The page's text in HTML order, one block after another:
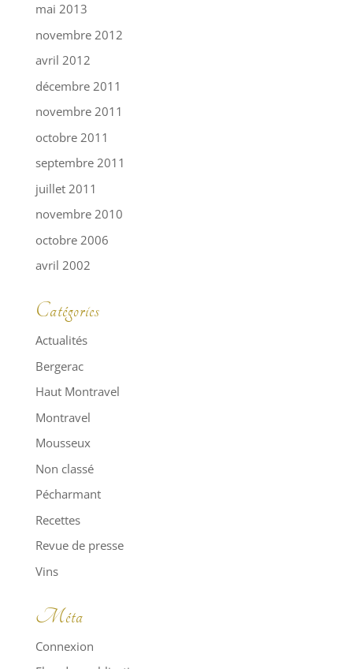
mai 2013
novembre 2012
avril 2012
décembre 2011
novembre 2011
octobre 2011
septembre 2011
juillet 2011
novembre 2010
octobre 2006
avril 2002
Catégories
Actualités
Bergerac
Haut Montravel
Montravel
Mousseux
Non classé
Pécharmant
Recettes
Revue de presse
Vins
Méta
Connexion